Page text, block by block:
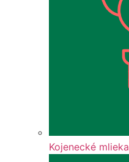
Kojenecké mlieka